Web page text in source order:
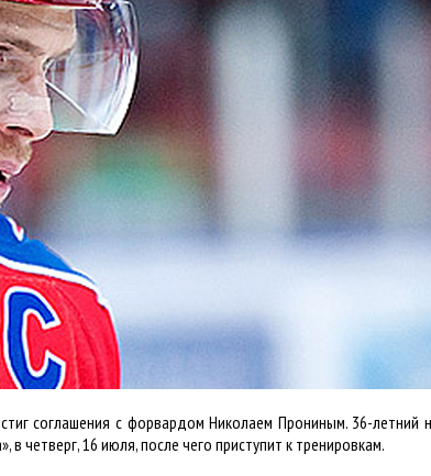
соглашения с форвардом Николаем Прониным. 36-летний
четверг, 16 июля, после чего приступит к тренировкам.